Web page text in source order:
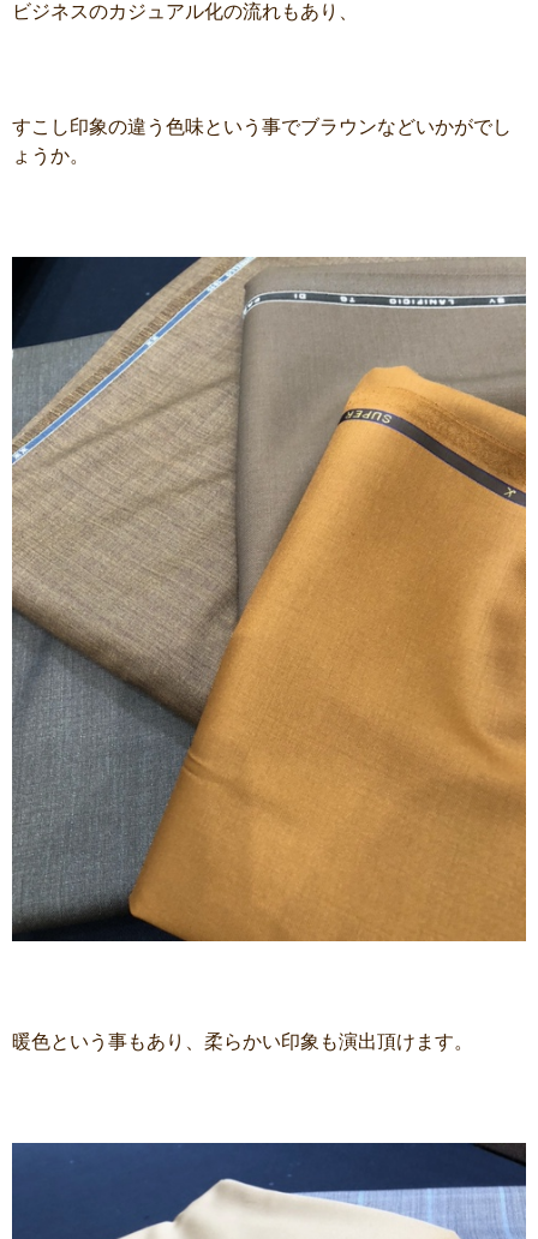
ビジネスのカジュアル化の流れもあり、
すこし印象の違う色味という事でブラウンなどいかがでし
ょうか。
暖色という事もあり、柔らかい印象も演出頂けます。